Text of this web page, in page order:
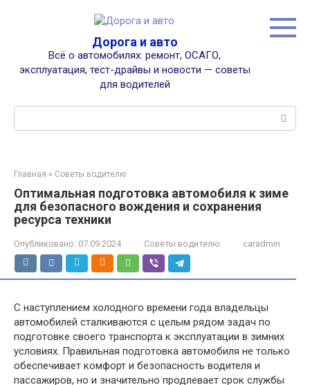
Дорога и авто
Всё о автомобилях: ремонт, ОСАГО,
эксплуатация, тест-драйвы и новости — советы
для водителей
Главная » Советы водителю
Оптимальная подготовка автомобиля к зиме
для безопасного вождения и сохранения
ресурса техники
Опубликовано: 07.09.2024 Советы водителю caradmin
С наступлением холодного времени года владельцы
автомобилей сталкиваются с целым рядом задач по
подготовке своего транспорта к эксплуатации в зимних
условиях. Правильная подготовка автомобиля не только
обеспечивает комфорт и безопасность водителя и
пассажиров, но и значительно продлевает срок службы